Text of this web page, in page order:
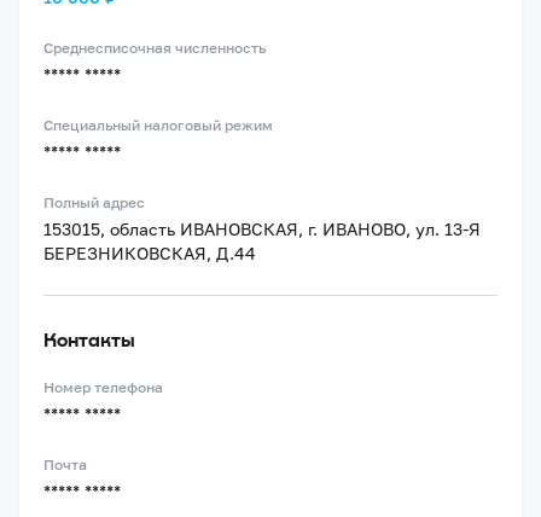
Среднесписочная численность
***** *****
Специальный налоговый режим
***** *****
Полный адрес
153015, область ИВАНОВСКАЯ, г. ИВАНОВО, ул. 13-Я
БЕРЕЗНИКОВСКАЯ, Д.44
Контакты
Номер телефона
***** *****
Почта
***** *****